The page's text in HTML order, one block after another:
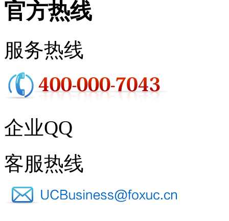
官方热线
服务热线
企业QQ
客服热线